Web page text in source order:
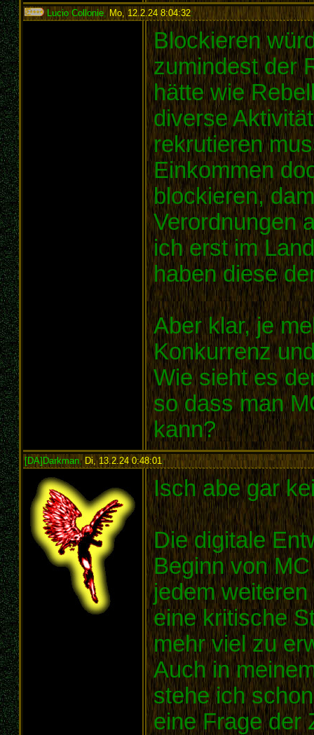
Lucio Collonie, Mo, 12.2.24 8:04:32:
Blockieren
zumindest der
hätte wie
diverse
rekrutieren
Einkommen
blockieren,
Verordnungen
ich erst im
haben diese
Aber klar, je
Konkurrenz
Wie sieht es
so dass man
kann?
[DA]Darkman,Di, 13.2.24 0:48:01:
Isch abe gar
Die digitale
Beginn von
jedem
eine kritische
mehr viel zu
Auch in
stehe ich
eine Frage der